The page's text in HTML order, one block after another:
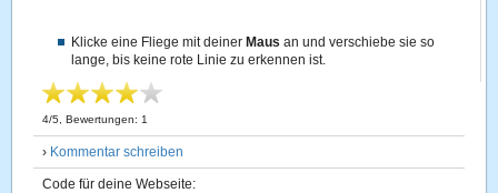
Klicke eine Fliege mit deiner Maus an und verschiebe sie so
lange, bis keine rote Linie zu erkennen ist.
4/5 , Bewertungen: 1
› Kommentar schreiben
Code für deine Webseite: